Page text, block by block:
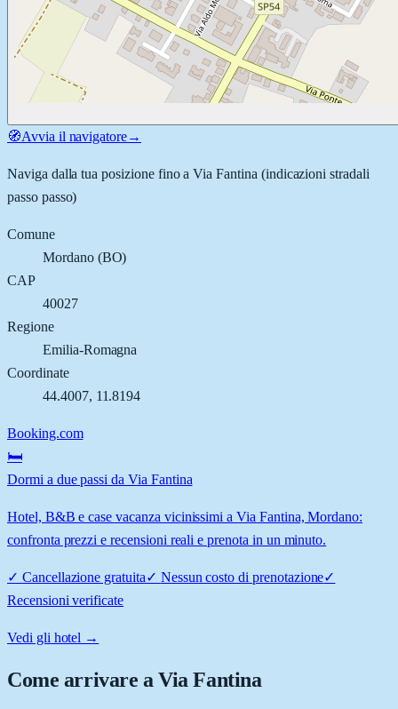
🧭Avvia il navigatore→
Naviga dalla tua posizione fino aVia Fantina (indicazioni stradali
passo passo)
Comune
Mordano(BO)
CAP
40027
Regione
Emilia-Romagna
Coordinate
44.4007, 11.8194
Booking.com
🛏️
Dormi a due passi da Via Fantina
Hotel, B&B e case vacanza vicinissimi a Via Fantina, Mordano:
confronta prezzi e recensioni reali e prenota in un minuto.
✓ Cancellazione gratuita✓ Nessun costo di prenotazione✓
Recensioni verificate
Vedi gli hotel →
Come arrivare aVia Fantina